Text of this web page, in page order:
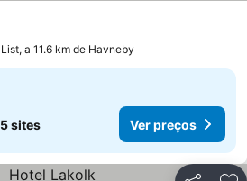
List, a 11.6 km de Havneby
5 sites Ver preços